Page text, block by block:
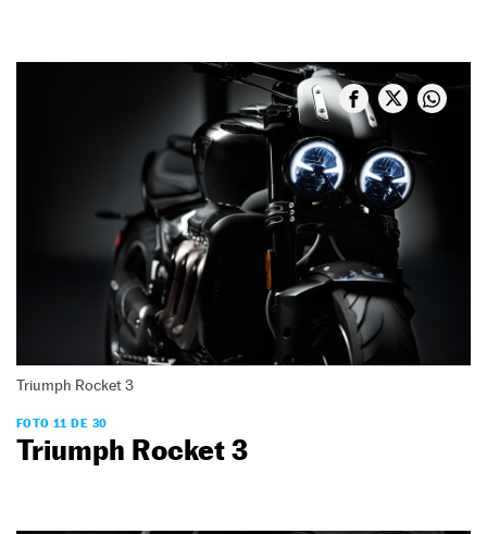
Triumph Rocket 3
FOTO 11 DE 30
Triumph Rocket 3